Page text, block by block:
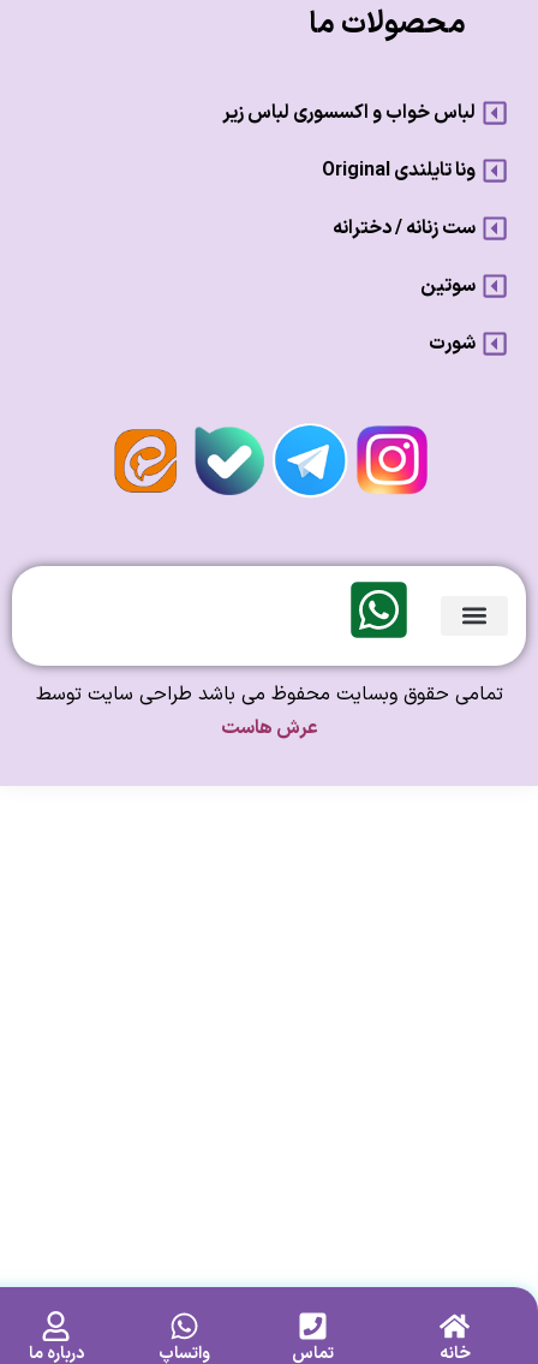
محصولات ما
لباس خواب و اکسسوری لباس زیر
ونا تایلندی Original
ست زنانه / دخترانه
سوتین
شورت
حقوق وبسایت محفوظ می باشد طراحی سایت توسط
عرش هاست
درباره ما